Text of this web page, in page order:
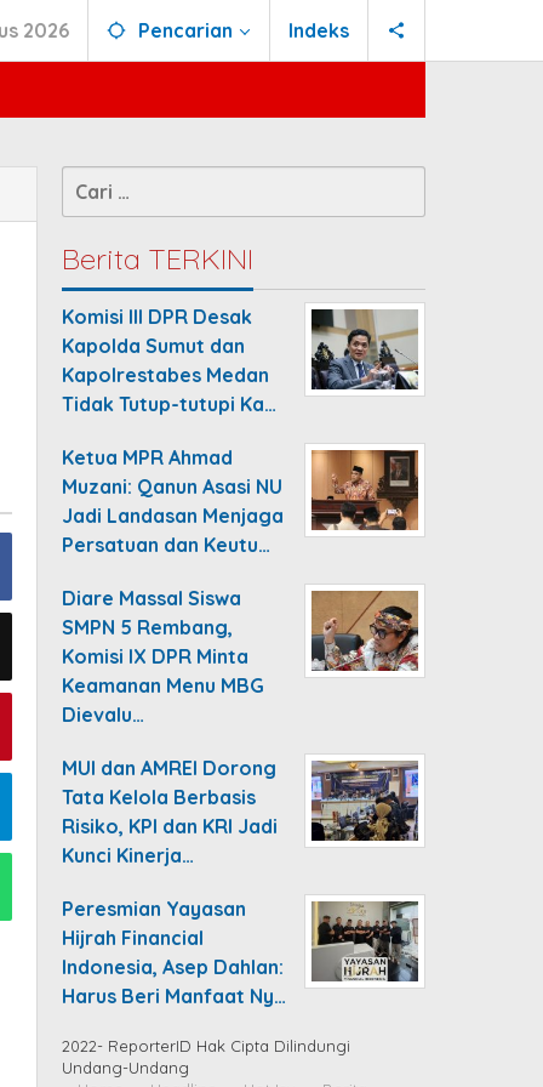
2026 Pencarian Indeks
Cari
untuk:
Berita TERKINI
Komisi III DPR Desak
Kapolda Sumut dan
Kapolrestabes Medan
Tidak Tutup-tutupi Ka…
Ketua MPR Ahmad
Muzani: Qanun Asasi NU
Jadi Landasan Menjaga
Persatuan dan Keutu…
Diare Massal Siswa
SMPN 5 Rembang,
Komisi IX DPR Minta
Keamanan Menu MBG
Dievalu…
MUI dan AMREI Dorong
Tata Kelola Berbasis
Risiko, KPI dan KRI Jadi
Kunci Kinerja…
Peresmian Yayasan
Hijrah Financial
Indonesia, Asep Dahlan:
Harus Beri Manfaat Ny…
2022- ReporterID Hak Cipta Dilindungi
Undang-Undang